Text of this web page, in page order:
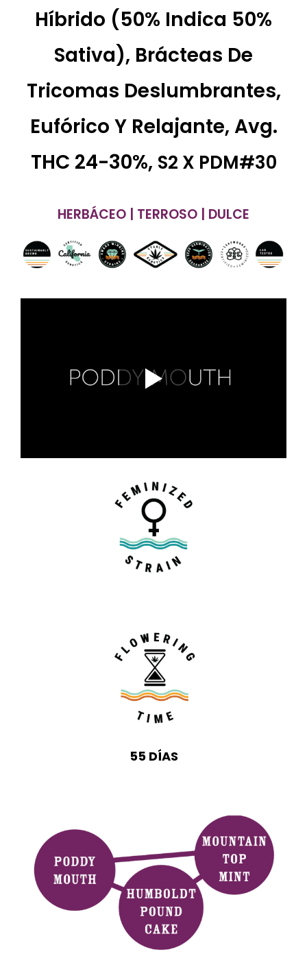
Híbrido (50% Indica 50%
Sativa), Brácteas De
Tricomas Deslumbrantes,
Eufórico Y Relajante, Avg.
THC 24-30%, S2 X PDM#30
HERBÁCEO | TERROSO | DULCE
55 DÍAS